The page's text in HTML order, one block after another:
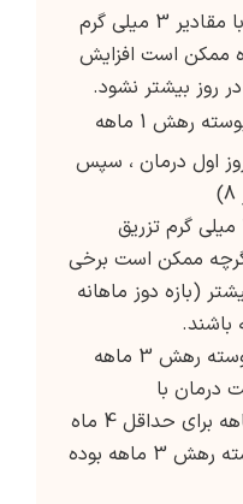
6 میلی گرم خوراکی صبح ها ؛ با مقادیر 3 میلی گرم
در فواصل حداقل 5 روزه ممکن است افزایش
رهش 1 ماهه
روز اول درمان ، سپس
دوز نگهدارنده توصیه شده 117 میلی گرم تزریق
ممکن است برخی
(بازه دوز ماهانه
رهش 3 ماهه
درمان با
فرمولاسیون پیوسته رهش 1 ماهه برای حداقل 4 ماه
قبل از شروع فرمولاسیون پیوسته رهش 3 ماهه بوده